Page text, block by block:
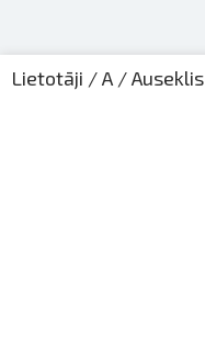
Lietotāji /A /Auseklis